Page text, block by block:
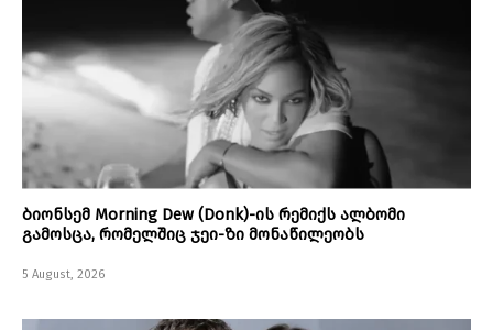
ბიონსემ Morning Dew (Donk)-ის რემიქს ალბომი
გამოსცა, რომელშიც ჯეი-ზი მონაწილეობს
5 August, 2026